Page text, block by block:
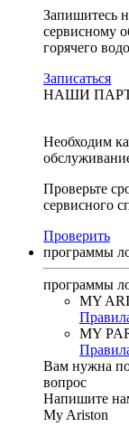
Запишитесь
сервисному
горячего
Записаться
НАШИ
Необходим
Проверьте
сервисного
Проверить
программы
программы
MY
MY
Вам нужна
вопрос
Напишите
My Ariston